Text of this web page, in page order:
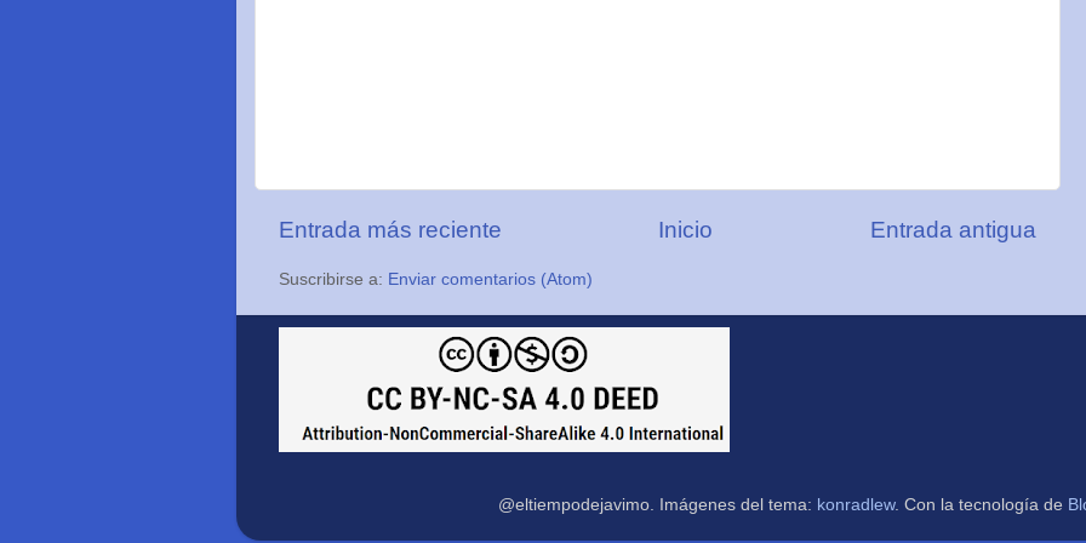
Entrada más reciente Entrada antigua
Inicio
Suscribirse a: Enviar comentarios (Atom)
@eltiempodejavimo. Imágenes del tema: konradlew. Con la tecnología de